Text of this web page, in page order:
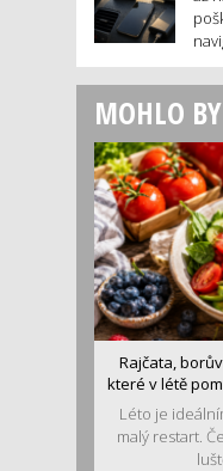
MOHLO
Rajčata,
které v létě
Léto je
malý restart.